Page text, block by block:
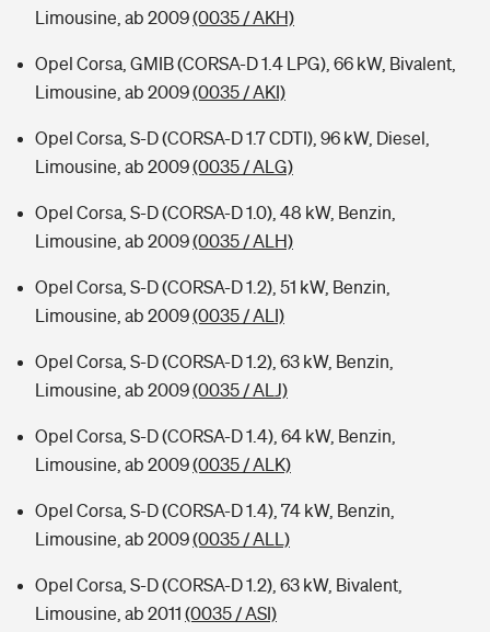
Limousine, ab 2009(0035 / AKH)
Opel Corsa, GMIB (CORSA-D 1.4 LPG), 66 kW, Bivalent,
Limousine, ab 2009(0035 / AKI)
Opel Corsa, S-D (CORSA-D 1.7 CDTI), 96 kW, Diesel,
Limousine, ab 2009(0035 / ALG)
Opel Corsa, S-D (CORSA-D 1.0), 48 kW, Benzin,
Limousine, ab 2009(0035 / ALH)
Opel Corsa, S-D (CORSA-D 1.2), 51 kW, Benzin,
Limousine, ab 2009(0035 / ALI)
Opel Corsa, S-D (CORSA-D 1.2), 63 kW, Benzin,
Limousine, ab 2009(0035 / ALJ)
Opel Corsa, S-D (CORSA-D 1.4), 64 kW, Benzin,
Limousine, ab 2009(0035 / ALK)
Opel Corsa, S-D (CORSA-D 1.4), 74 kW, Benzin,
Limousine, ab 2009(0035 / ALL)
Opel Corsa, S-D (CORSA-D 1.2), 63 kW, Bivalent,
Limousine, ab 2011 (0035 / ASI)